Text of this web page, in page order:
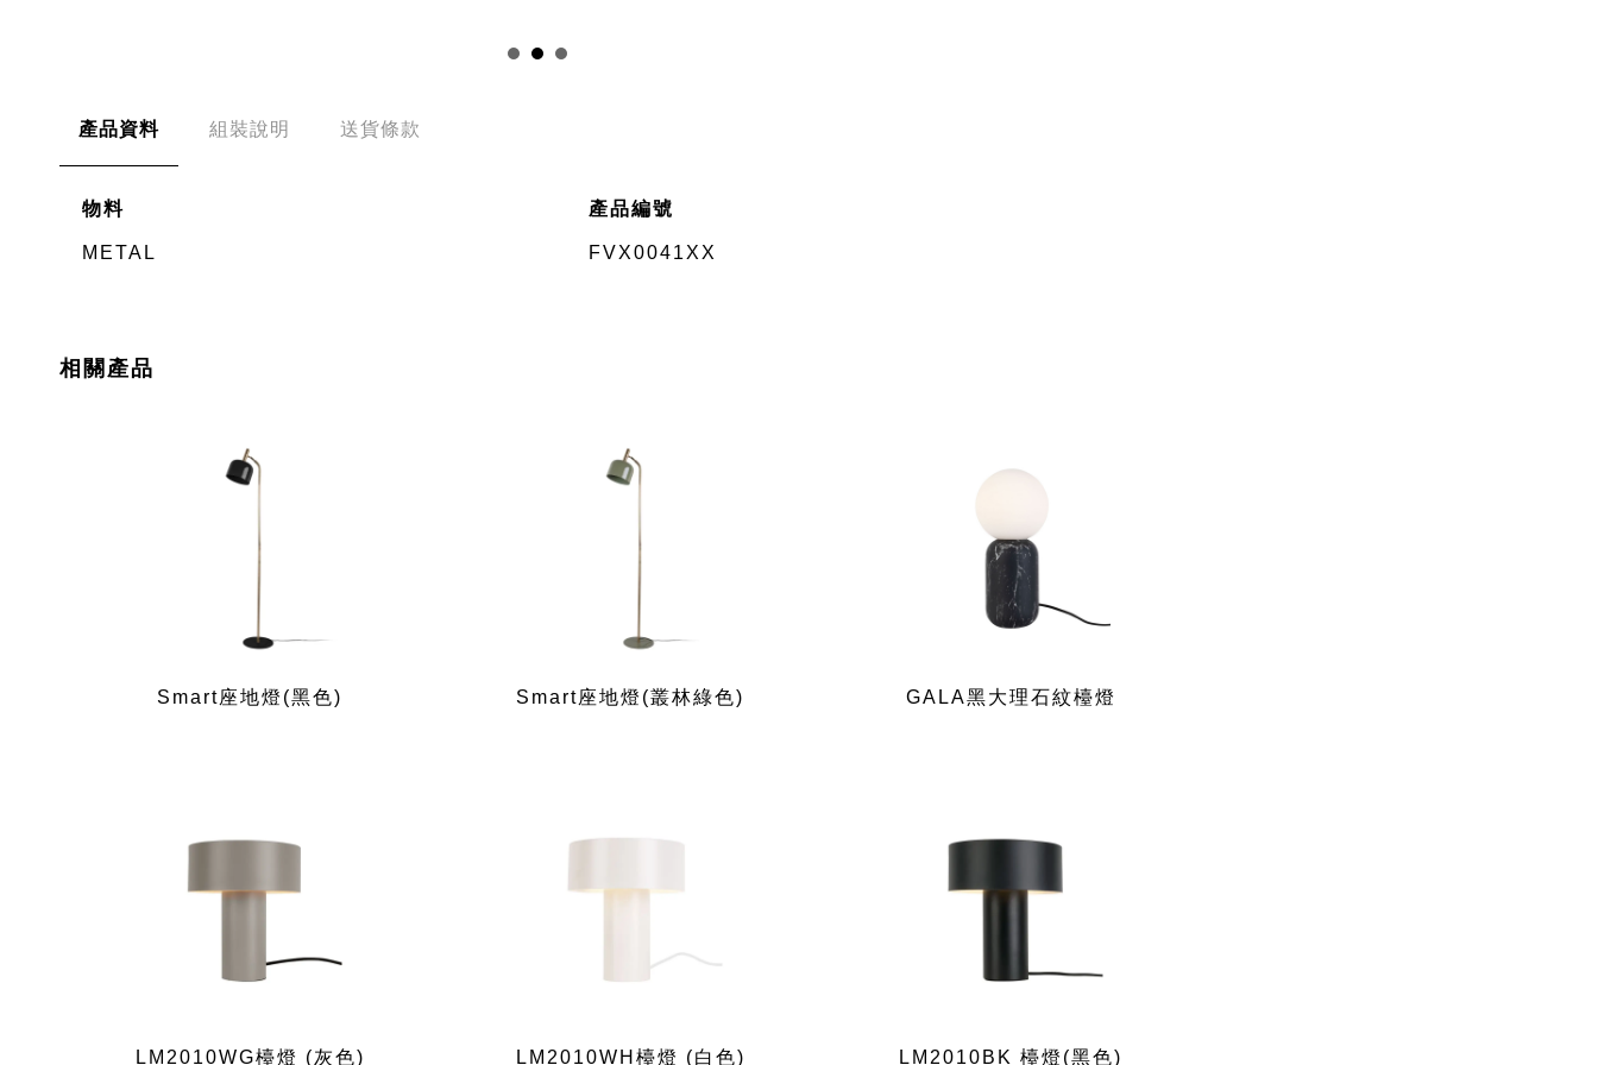
產品資料 組裝說明 送貨條款
物料
METAL
產品編號
FVX0041XX
相關產品
Smart座地燈(黑色) Smart座地燈(叢林綠色) GALA黑大理石紋檯燈
LM2010WG檯燈 (灰色) LM2010WH檯燈 (白色) LM2010BK 檯燈(黑色)